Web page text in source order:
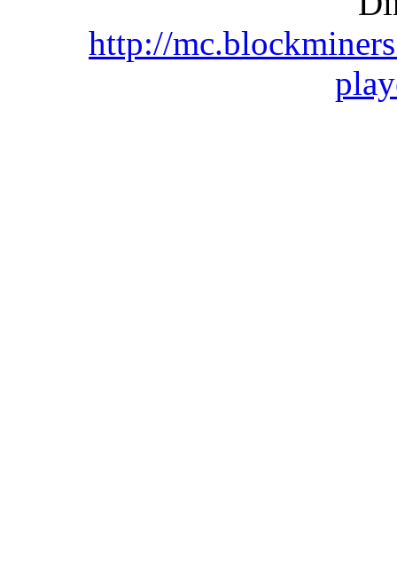
http://